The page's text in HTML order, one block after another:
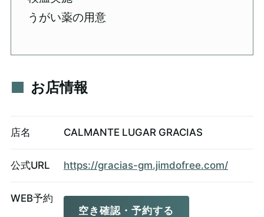
うがい薬の用意
お店情報
店名 CALMANTE LUGAR GRACIAS
公式URL https://gracias-gm.jimdofree.com/
WEB予約
空き確認・予約する